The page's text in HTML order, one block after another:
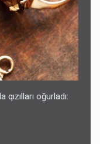
qızılları oğurladı: